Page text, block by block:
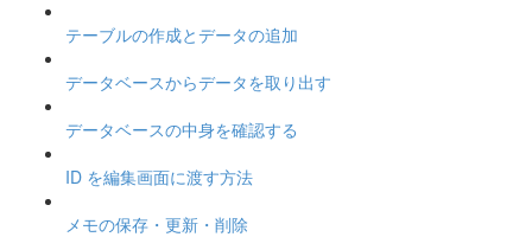
テーブルの作成とデータの追加
データベースからデータを取り出す
データベースの中身を確認する
ID を編集画面に渡す方法
メモの保存・更新・削除